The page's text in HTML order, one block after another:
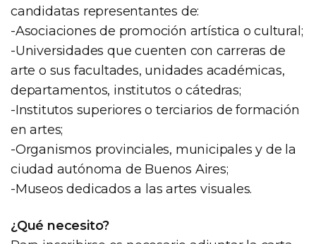
candidatas representantes de:
-Asociaciones de promoción artística o cultural;
-Universidades que cuenten con carreras de
arte o sus facultades, unidades académicas,
departamentos, institutos o cátedras;
-Institutos superiores o terciarios de formación
en artes;
-Organismos provinciales, municipales y de la
ciudad autónoma de Buenos Aires;
-Museos dedicados a las artes visuales.
¿Qué necesito?